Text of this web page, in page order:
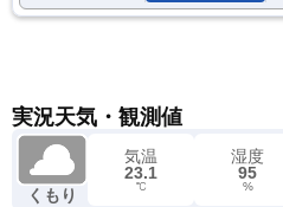
実況天気・観測値
くもり
気温
23.1
℃
湿度
95
%